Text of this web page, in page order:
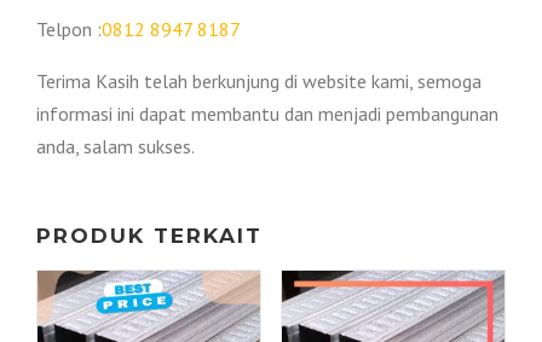
Telpon :0812 8947 8187
Terima Kasih telah berkunjung di website kami, semoga
informasi ini dapat membantu dan menjadi pembangunan
anda, salam sukses.
PRODUK TERKAIT